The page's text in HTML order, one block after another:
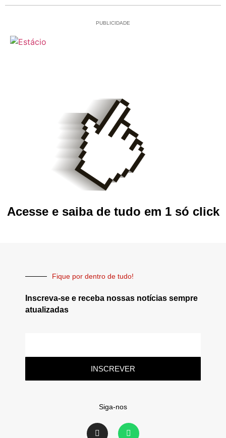
PUBLICIDADE
Acesse e saiba de tudo em 1 só click
Fique por dentro de tudo!
Inscreva-se e receba nossas notícias sempre
atualizadas
INSCREVER
Siga-nos